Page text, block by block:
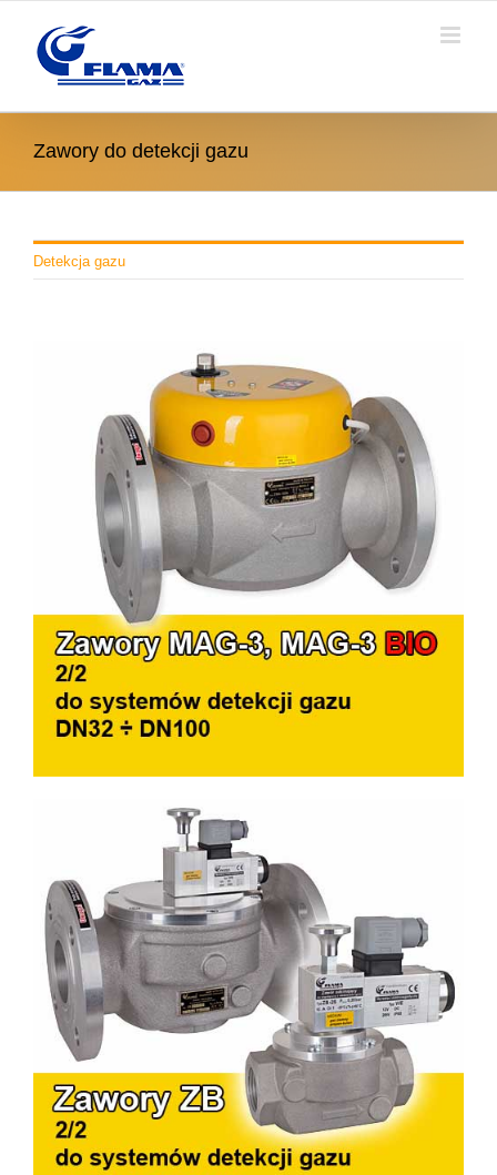
content
Zawory do detekcji gazu
Detekcja gazu